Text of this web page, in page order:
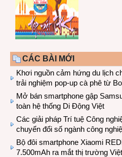
CÁC BÀI MỚI
Khơi nguồn cảm hứng du lịch
trải nghiệm pop-up cà phê từ
Mở bán smartphone gập
toàn hệ thống Di Động Việt
Các giải pháp Trí tuệ Công
chuyển đổi số ngành công
Bộ đôi smartphone Xiaomi
7.500mAh ra mắt thị trường